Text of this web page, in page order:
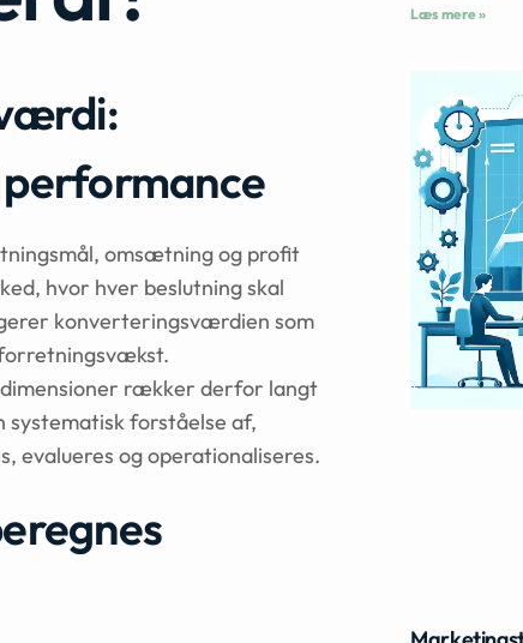
omsætning og profit
hvor hver beslutning skal
konverteringsværdien som
rækker derfor langt
forståelse af,
evalueres og operationaliseres.
Læs mere »